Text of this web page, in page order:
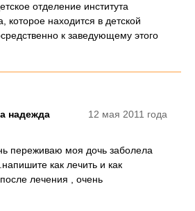
отделение института
которое находится в детской
к заведующему этого
12 мая 2011 года
надежда
переживаю моя дочь заболела
как лечить и как
лечения , очень